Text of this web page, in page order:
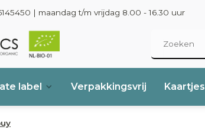
| maandag t/m vrijdag 8.00 - 16.30 uur
label Verpakkingsvrij Kaartjes